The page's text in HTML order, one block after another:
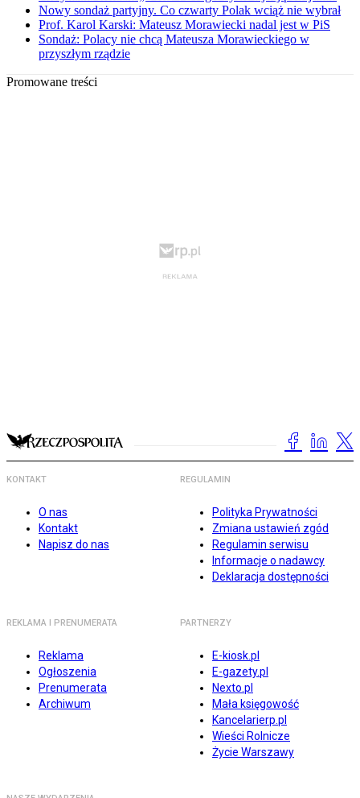
Nowy sondaż partyjny. Co czwarty Polak wciąż nie wybrał
Prof. Karol Karski: Mateusz Morawiecki nadal jest w PiS
Sondaż: Polacy nie chcą Mateusza Morawieckiego w
przyszłym rządzie
Promowane treści
KONTAKT
O nas
Kontakt
Napisz do nas
REGULAMIN
Polityka Prywatności
Zmiana ustawień zgód
Regulamin serwisu
Informacje o nadawcy
Deklaracja dostępności
REKLAMA I PRENUMERATA
Reklama
Ogłoszenia
Prenumerata
Archiwum
PARTNERZY
E-kiosk.pl
E-gazety.pl
Nexto.pl
Mała księgowość
Kancelarierp.pl
Wieści Rolnicze
Życie Warszawy